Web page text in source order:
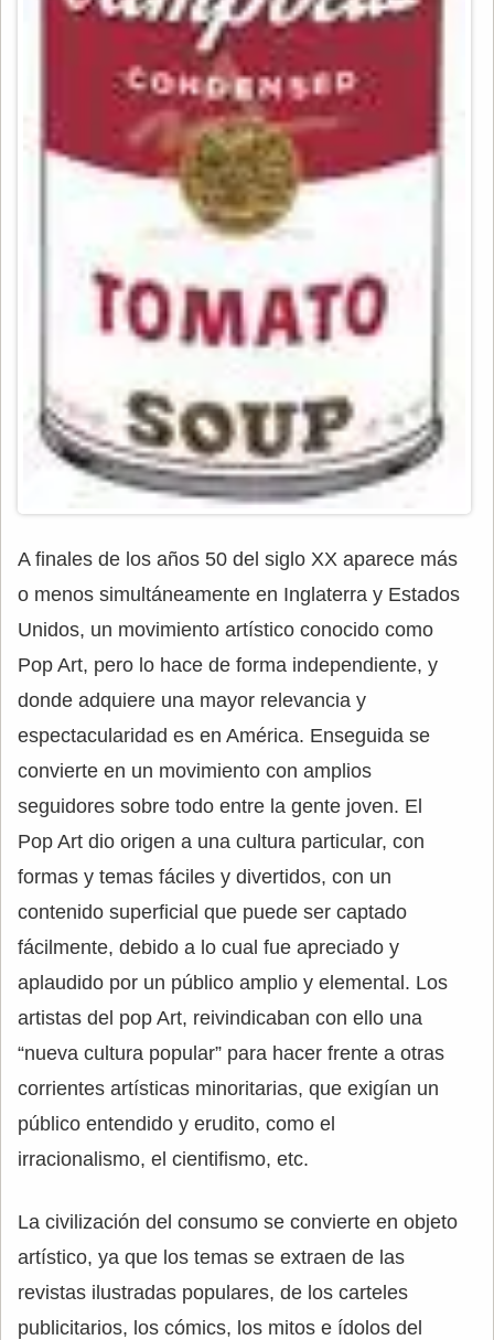
A finales de los años 50 del siglo XX aparece más
o menos simultáneamente en Inglaterra y Estados
Unidos, un movimiento artístico conocido como
Pop Art, pero lo hace de forma independiente, y
donde adquiere una mayor relevancia y
espectacularidad es en América. Enseguida se
convierte en un movimiento con amplios
seguidores sobre todo entre la gente joven. El
Pop Art dio origen a una cultura particular, con
formas y temas fáciles y divertidos, con un
contenido superficial que puede ser captado
fácilmente, debido a lo cual fue apreciado y
aplaudido por un público amplio y elemental. Los
artistas del pop Art, reivindicaban con ello una
“nueva cultura popular” para hacer frente a otras
corrientes artísticas minoritarias, que exigían un
público entendido y erudito, como el
irracionalismo, el cientifismo, etc.
La civilización del consumo se convierte en objeto
artístico, ya que los temas se extraen de las
revistas ilustradas populares, de los carteles
publicitarios, los cómics, los mitos e ídolos del